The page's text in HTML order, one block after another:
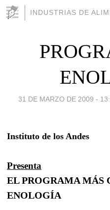
INDUSTRIAS DE
31 DE MARZO DE 2009 -
Instituto de los Andes
Presenta
EL PROGRAMA MÁS
ENOLOGÍA